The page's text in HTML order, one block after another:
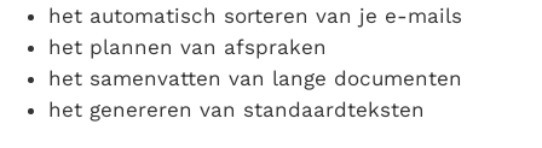
het automatisch sorteren van je e-mails
het plannen van afspraken
het samenvatten van lange documenten
het genereren van standaardteksten